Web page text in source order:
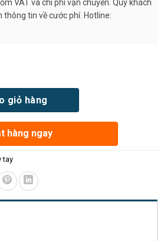
VAT và chi phí vận chuyển. Quý khách
thông tin về cước phí. Hotline:
giỏ hàng
hàng ngay
tay